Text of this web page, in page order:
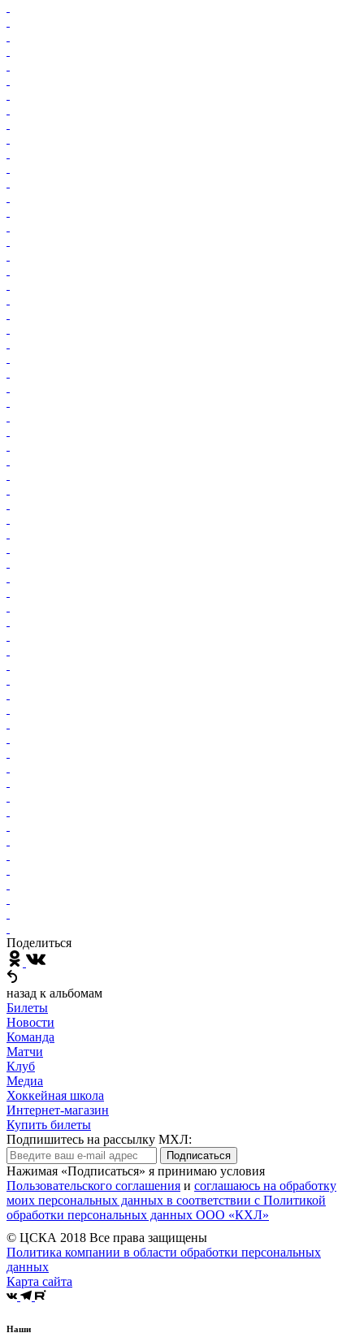
Поделиться
назад к альбомам
Билеты
Новости
Команда
Матчи
Клуб
Медиа
Хоккейная школа
Интернет-магазин
Купить билеты
Подпишитесь на рассылку МХЛ:
Подписаться
Нажимая «Подписаться» я принимаю условия
Пользовательского соглашения и соглашаюсь на обработку
моих персональных данных в соответствии с Политикой
обработки персональных данных ООО «КХЛ»
© ЦСКА 2018 Все права защищены
Политика компании в области обработки персональных
данных
Карта сайта
Наши